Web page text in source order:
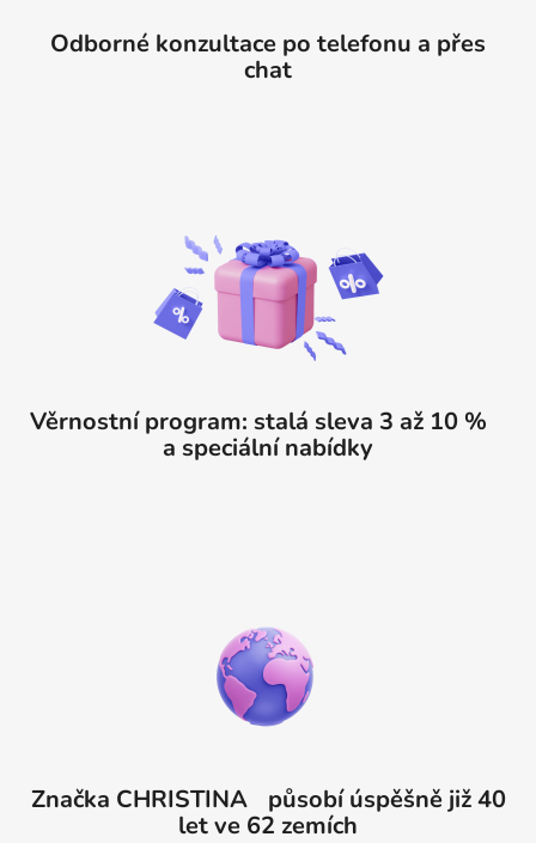
Odborné konzultace po telefonu a přes
chat
Věrnostní program: stalá sleva 3 až 10 %
a speciální nabídky
Značka CHRISTINA působí úspěšně již 40
let ve 62 zemích